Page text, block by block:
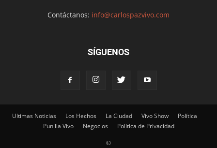
Contáctanos: info@carlospazvivo.com
SÍGUENOS
Ultimas Noticias Los Hechos La Ciudad Vivo Show
Política
Punilla Vivo
Negocios Política de Privacidad
©